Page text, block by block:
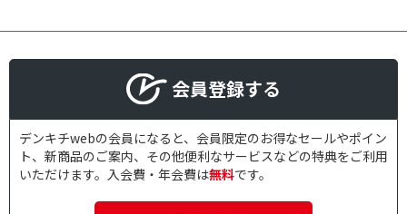
会員登録する
デンキチwebの会員になると、会員限定のお得なセールやポイン
ト、新商品のご案内、その他便利なサービスなどの特典をご利用
いただけます。入会費・年会費は無料です。